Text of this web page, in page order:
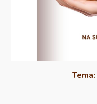
Tema: